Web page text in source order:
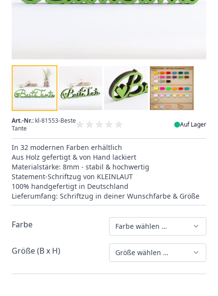
Art.-Nr.: kl-81553-Beste
Tante
Auf Lager
In 32 modernen Farben erhältlich
Aus Holz gefertigt & von Hand lackiert
Materialstärke: 8mm - stabil & hochwertig
Statement-Schriftzug von KLEINLAUT
100% handgefertigt in Deutschland
Lieferumfang: Schriftzug in deiner Wunschfarbe & Größe
Farbe Farbe wählen …
Größe (B x H) Größe wählen …